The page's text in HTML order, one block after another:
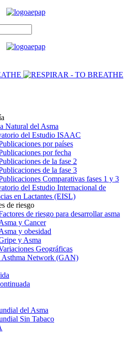
Natural del Asma
del Estudio ISAAC
por países
por fecha
de la fase 2
de la fase 3
Comparativas fases 1 y 3
del Estudio Internacional de
en Lactantes (EISL)
de riesgo
de riesgo para desarrollar asma
y Cancer
y obesidad
y Asma
Geográficas
Asthma Network (GAN)
del Asma
Sin Tabaco